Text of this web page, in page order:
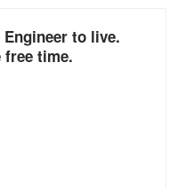
to live.
time.